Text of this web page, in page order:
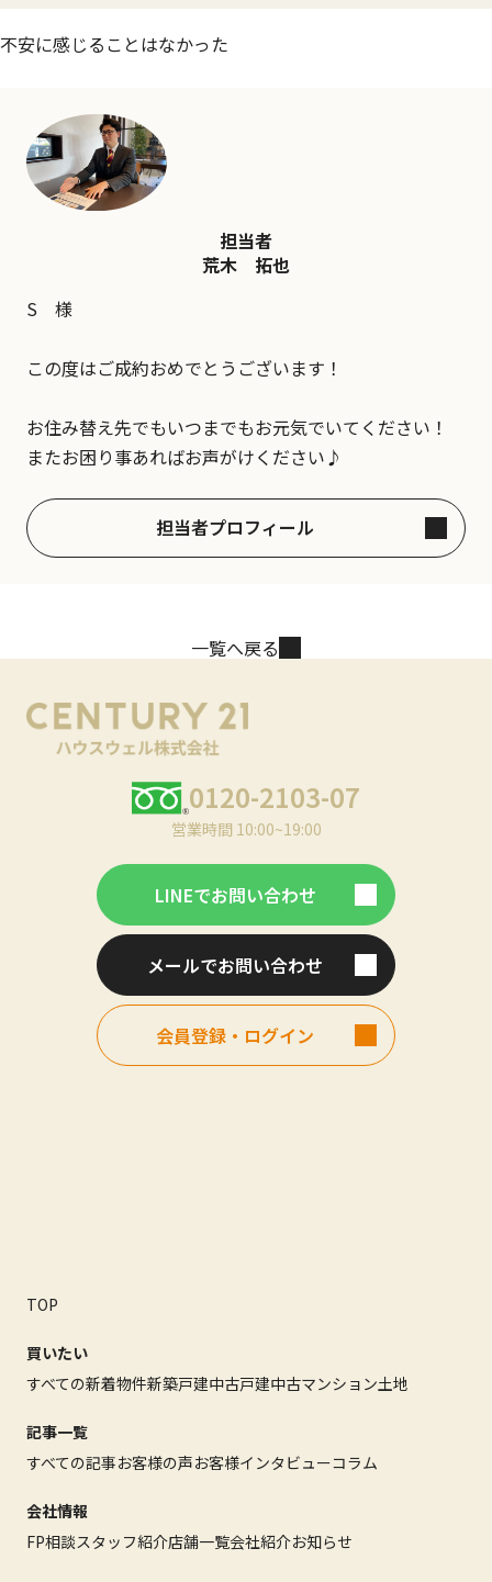
不安に感じることはなかった
担当者
荒木 拓也
S 様
この度はご成約おめでとうございます！
お住み替え先でもいつまでもお元気でいてください！
またお困り事あればお声がけください♪
担当者プロフィール
一覧へ戻る
0120-2103-07
営業時間 10:00~19:00
LINEでお問い合わせ
メールでお問い合わせ
会員登録・ログイン
TOP
買いたい
すべての新着物件新築戸建中古戸建中古マンション土地
記事一覧
すべての記事お客様の声お客様インタビューコラム
会社情報
FP相談スタッフ紹介店舗一覧会社紹介お知らせ